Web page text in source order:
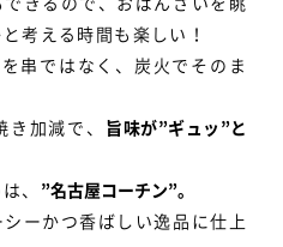
きるので、おばんざいを眺
考える時間も楽しい！
串ではなく、炭火でそのま
加減で、 旨味が”ギュッ”と
、 ”名古屋コーチン”。
ーかつ香ばしい逸品に仕上